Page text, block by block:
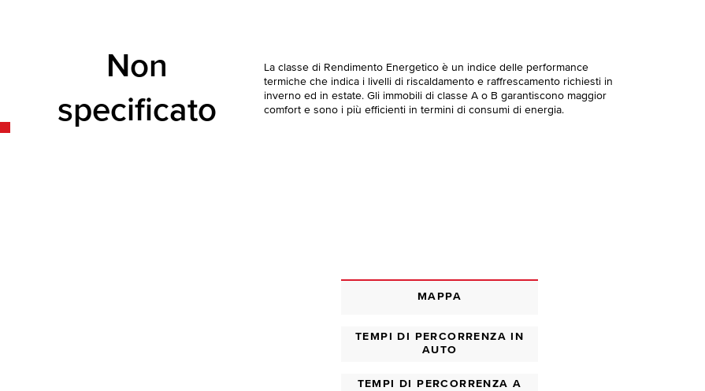
Non
specificato
La classe di Rendimento Energetico è un indice delle performance
termiche che indica i livelli di riscaldamento e raffrescamento richiesti in
inverno ed in estate. Gli immobili di classe A o B garantiscono maggior
comfort e sono i più efficienti in termini di consumi di energia.
MAPPA
TEMPI DI PERCORRENZA IN
AUTO
TEMPI DI PERCORRENZA A